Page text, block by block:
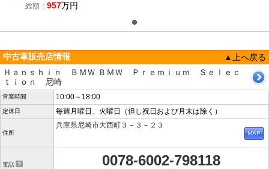
総額： 957万円
中古車販売店情報
▲上へ戻る
Ｈａｎｓｈｉｎ ＢＭＷ ＢＭＷ Ｐｒｅｍｉｕｍ Ｓｅｌｅｃ
ｔｉｏｎ 尼崎
営業時間 10:00～18:00
定休日 毎週月曜日、火曜日（但し祝日および月末は除く）
住所
兵庫県尼崎市大西町３－３－２３
電話 0078-6002-798118